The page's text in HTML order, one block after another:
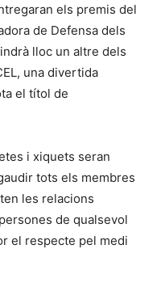
els premis del
de Defensa dels
lloc un altre dels
una divertida
el títol de
i xiquets seran
tots els membres
les relacions
de qualsevol
el respecte pel medi